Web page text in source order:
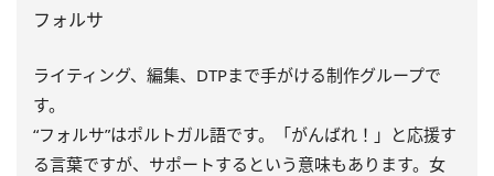
フォルサ
ライティング、編集、DTPまで手がける制作グループで
す。
“フォルサ”はポルトガル語です。「がんばれ！」と応援す
る言葉ですが、サポートするという意味もあります。女